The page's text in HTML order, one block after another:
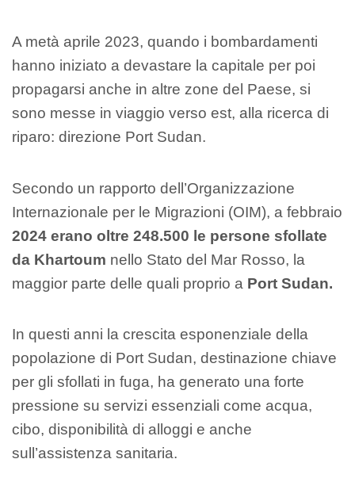
A metà aprile 2023, quando i bombardamenti
hanno iniziato a devastare la capitale per poi
propagarsi anche in altre zone del Paese, si
sono messe in viaggio verso est, alla ricerca di
riparo: direzione Port Sudan.
Secondo un rapporto dell’Organizzazione
Internazionale per le Migrazioni (OIM), a febbraio
2024 erano oltre 248.500 le persone sfollate
da Khartoum nello Stato del Mar Rosso, la
maggior parte delle quali proprio a Port Sudan.
In questi anni la crescita esponenziale della
popolazione di Port Sudan, destinazione chiave
per gli sfollati in fuga, ha generato una forte
pressione su servizi essenziali come acqua,
cibo, disponibilità di alloggi e anche
sull’assistenza sanitaria.